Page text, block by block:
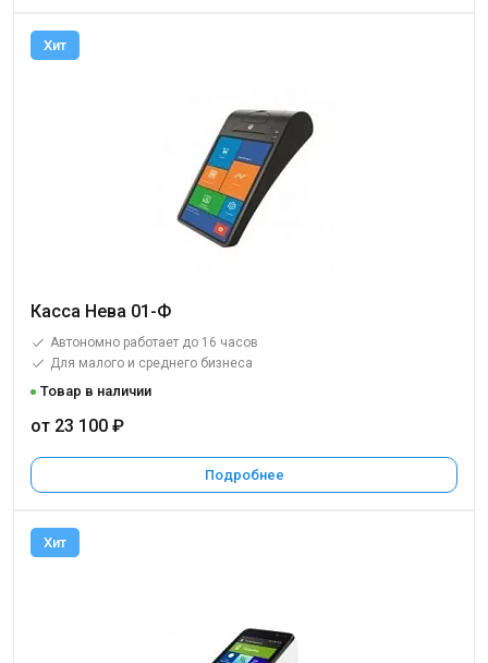
Хит
Касса Нева 01-Ф
Автономно работает до 16 часов
Для малого и среднего бизнеса
Товар в наличии
от 23 100 ₽
Подробнее
Хит